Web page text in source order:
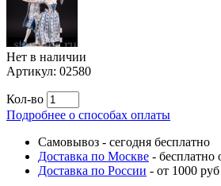
Нет в наличии
Артикул: 02580
Кол-во
Подробнее о способах оплаты
Самовывоз - сегодня бесплатно
Доставка по Москве - бесплатно
Доставка по России - от 1000 руб